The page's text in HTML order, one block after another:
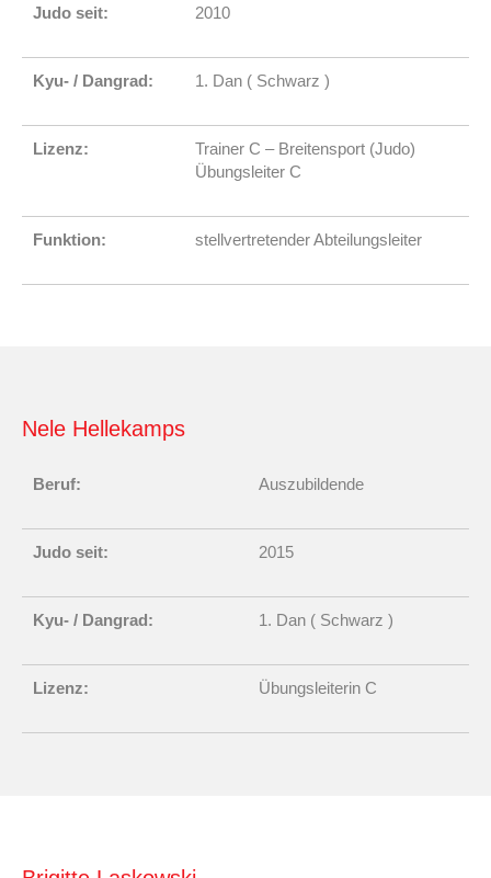
Judo seit: 2010
Kyu- / Dangrad: 1. Dan ( Schwarz )
Lizenz:
Trainer C – Breitensport (Judo)
Übungsleiter C
Funktion: stellvertretender Abteilungsleiter
Nele Hellekamps
Beruf: Auszubildende
Judo seit: 2015
Kyu- / Dangrad: 1. Dan ( Schwarz )
Lizenz: Übungsleiterin C